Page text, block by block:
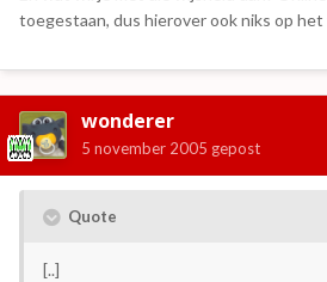
toegestaan, dus hierover ook niks op het
wonderer
5 november 2005 gepost
Quote
[..]